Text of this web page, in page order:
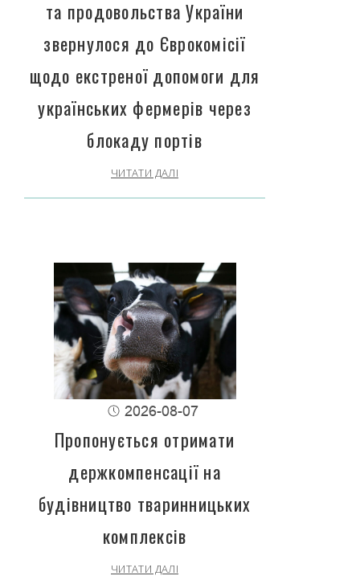
та продовольства України
звернулося до Єврокомісії
щодо екстреної допомоги для
українських фермерів через
блокаду портів
ЧИТАТИ ДАЛІ
2026-08-07
Пропонується отримати
держкомпенсації на
будівництво тваринницьких
комплексів
ЧИТАТИ ДАЛІ